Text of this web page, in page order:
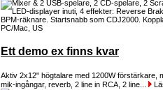
Ett demo ex finns kvar
Aktiv 2x12" högtalare med 1200W förstärkare,
mik-ingångar, reverb, 2 line in RCA, 2 line...